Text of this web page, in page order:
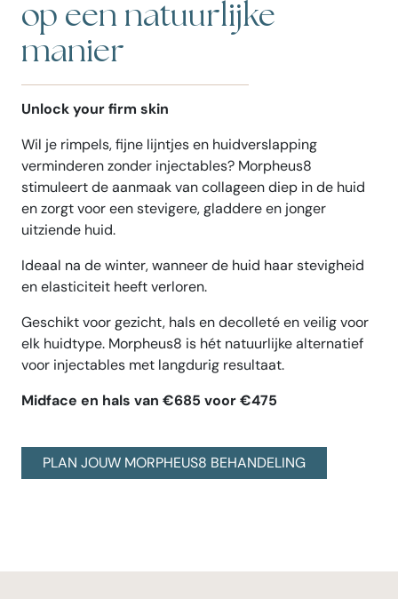
op een natuurlijke
manier
Unlock your firm skin
Wil je rimpels, fijne lijntjes en huidverslapping
verminderen zonder injectables? Morpheus8
stimuleert de aanmaak van collageen diep in de huid
en zorgt voor een stevigere, gladdere en jonger
uitziende huid.
Ideaal na de winter, wanneer de huid haar stevigheid
en elasticiteit heeft verloren.
Geschikt voor gezicht, hals en decolleté en veilig voor
elk huidtype. Morpheus8 is hét natuurlijke alternatief
voor injectables met langdurig resultaat.
Midface en hals van €685 voor €475
PLAN JOUW MORPHEUS8 BEHANDELING